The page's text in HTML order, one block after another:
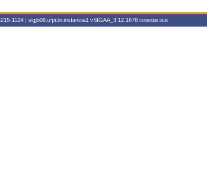
1124 | sigjb06.ufpi.br.instancia1 vSIGAA_3.12.1678 07/08/2026 19:30